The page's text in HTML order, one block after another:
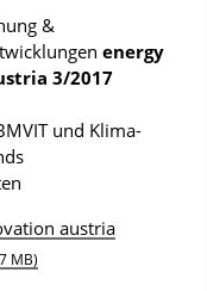
&
energy
3/2017
und Klima-
austria
MB)